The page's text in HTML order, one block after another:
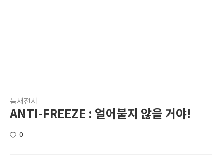
틈새전시
ANTI-FREEZE : 얼어붙지 않을 거야!
0